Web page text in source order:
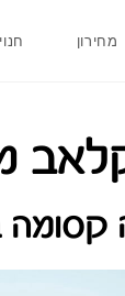
מחירון